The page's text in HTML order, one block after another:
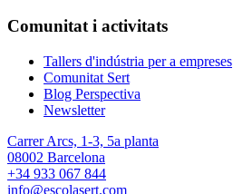
Comunitat i activitats
Tallers d'indústria per a empreses
Comunitat Sert
Blog Perspectiva
Newsletter
Carrer Arcs, 1-3, 5a planta
08002 Barcelona
+34 933 067 844
info@escolasert.com